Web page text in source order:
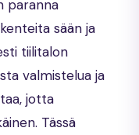
paranna
sään ja
tiilitalon
valmistelua ja
jotta
Tässä